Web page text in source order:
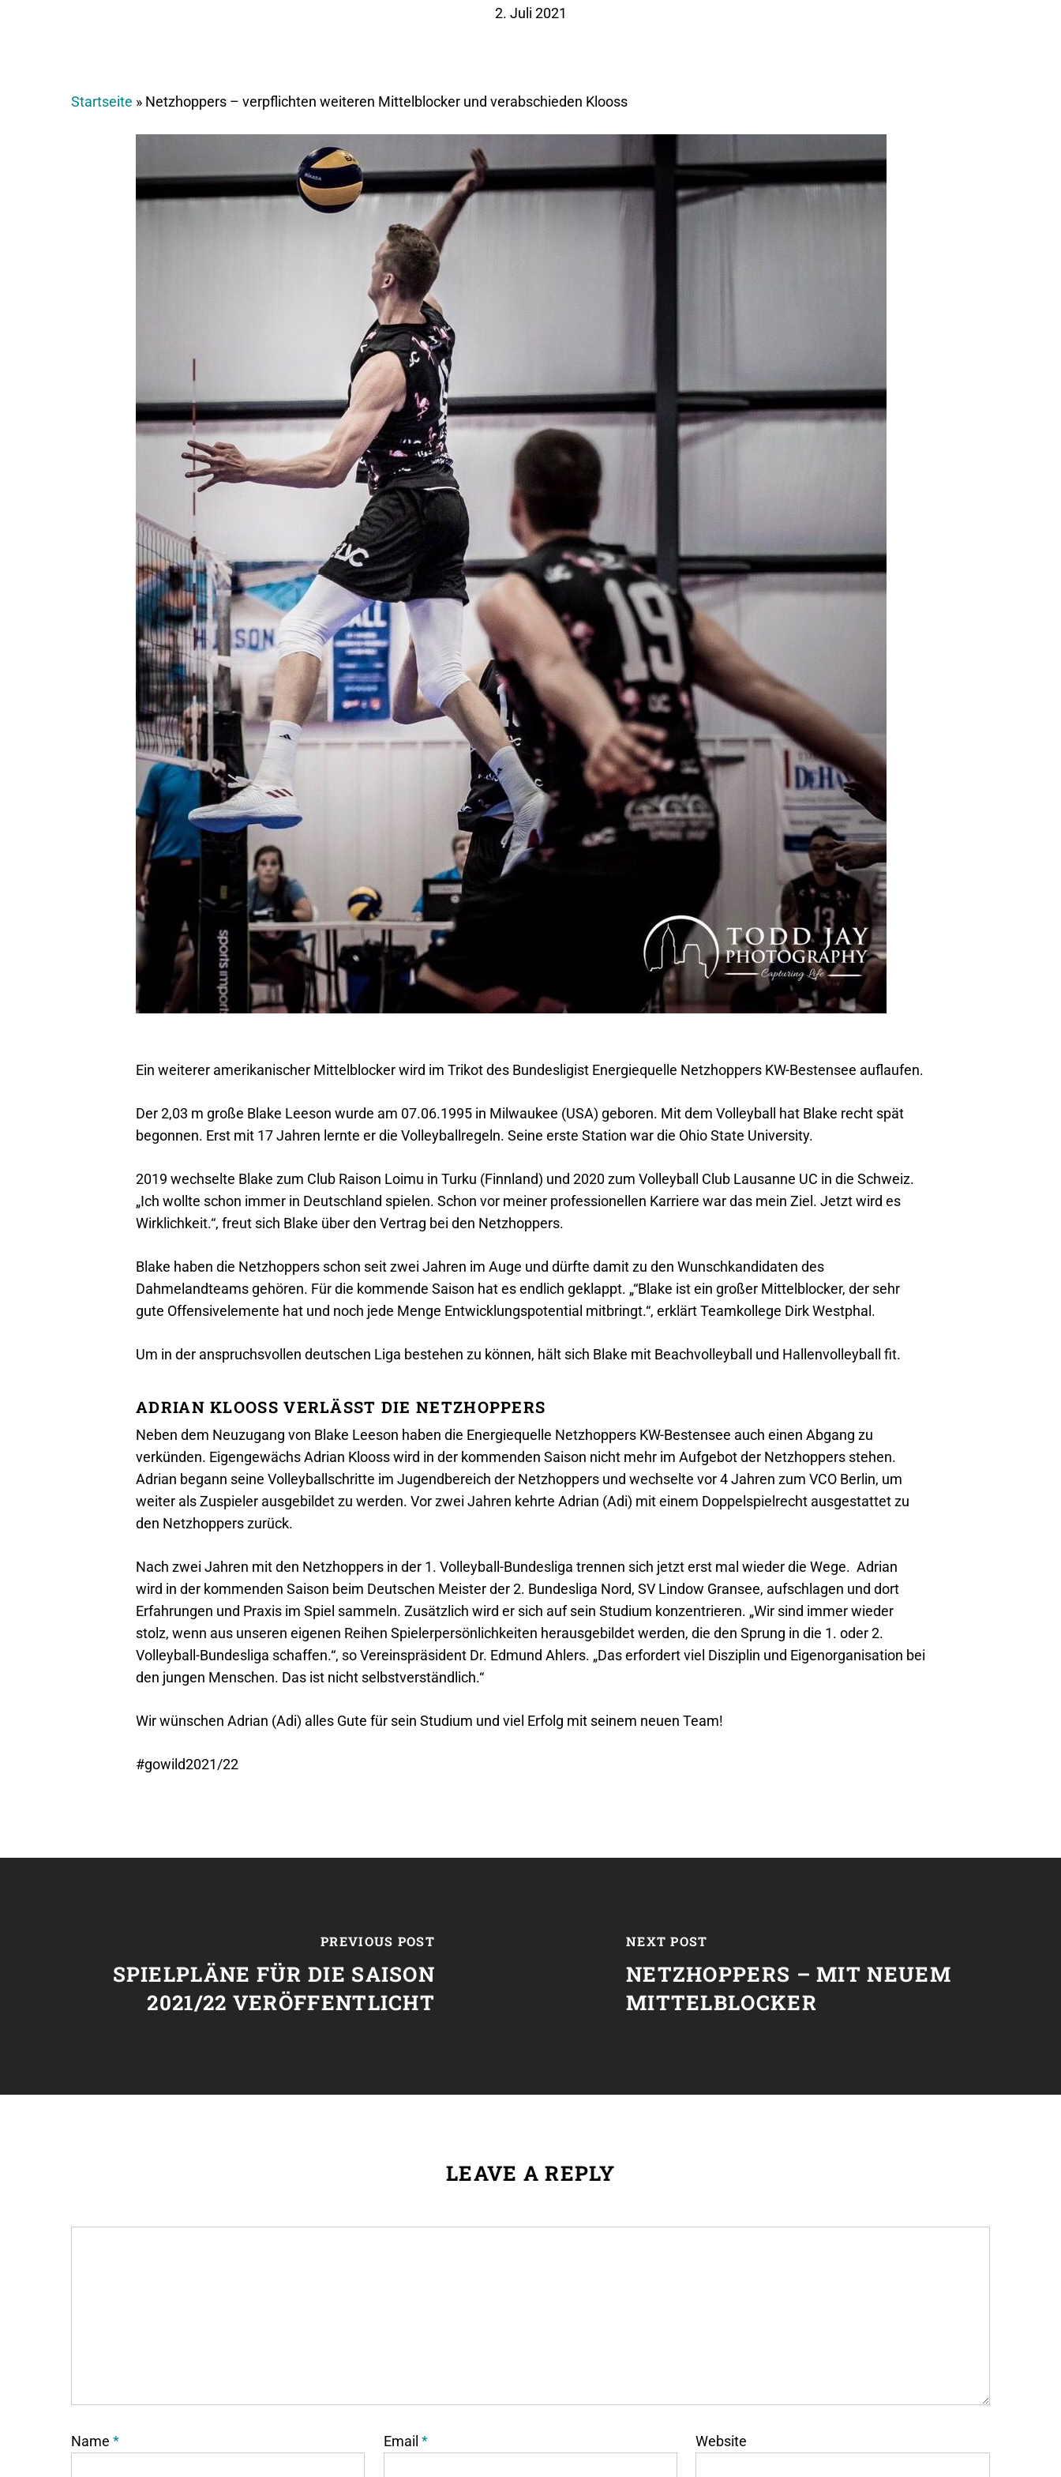
2. Juli 2021
Startseite » Netzhoppers – verpflichten weiteren Mittelblocker und verabschieden Klooss
Ein weiterer amerikanischer Mittelblocker wird im Trikot des Bundesligist Energiequelle Netzhoppers KW-Bestensee auflaufen.
Der 2,03 m große Blake Leeson wurde am 07.06.1995 in Milwaukee (USA) geboren. Mit dem Volleyball hat Blake recht spät
begonnen. Erst mit 17 Jahren lernte er die Volleyballregeln. Seine erste Station war die Ohio State University.
2019 wechselte Blake zum Club Raison Loimu in Turku (Finnland) und 2020 zum Volleyball Club Lausanne UC in die Schweiz.
„Ich wollte schon immer in Deutschland spielen. Schon vor meiner professionellen Karriere war das mein Ziel. Jetzt wird es
Wirklichkeit.“, freut sich Blake über den Vertrag bei den Netzhoppers.
Blake haben die Netzhoppers schon seit zwei Jahren im Auge und dürfte damit zu den Wunschkandidaten des
Dahmelandteams gehören. Für die kommende Saison hat es endlich geklappt. „“Blake ist ein großer Mittelblocker, der sehr
gute Offensivelemente hat und noch jede Menge Entwicklungspotential mitbringt.“, erklärt Teamkollege Dirk Westphal.
Um in der anspruchsvollen deutschen Liga bestehen zu können, hält sich Blake mit Beachvolleyball und Hallenvolleyball fit.
ADRIAN KLOOSS VERLÄSST DIE NETZHOPPERS
Neben dem Neuzugang von Blake Leeson haben die Energiequelle Netzhoppers KW-Bestensee auch einen Abgang zu
verkünden. Eigengewächs Adrian Klooss wird in der kommenden Saison nicht mehr im Aufgebot der Netzhoppers stehen.
Adrian begann seine Volleyballschritte im Jugendbereich der Netzhoppers und wechselte vor 4 Jahren zum VCO Berlin, um
weiter als Zuspieler ausgebildet zu werden. Vor zwei Jahren kehrte Adrian (Adi) mit einem Doppelspielrecht ausgestattet zu
den Netzhoppers zurück.
Nach zwei Jahren mit den Netzhoppers in der 1. Volleyball-Bundesliga trennen sich jetzt erst mal wieder die Wege. Adrian
wird in der kommenden Saison beim Deutschen Meister der 2. Bundesliga Nord, SV Lindow Gransee, aufschlagen und dort
Erfahrungen und Praxis im Spiel sammeln. Zusätzlich wird er sich auf sein Studium konzentrieren. „Wir sind immer wieder
stolz, wenn aus unseren eigenen Reihen Spielerpersönlichkeiten herausgebildet werden, die den Sprung in die 1. oder 2.
Volleyball-Bundesliga schaffen.“, so Vereinspräsident Dr. Edmund Ahlers. „Das erfordert viel Disziplin und Eigenorganisation bei
den jungen Menschen. Das ist nicht selbstverständlich.“
Wir wünschen Adrian (Adi) alles Gute für sein Studium und viel Erfolg mit seinem neuen Team!
#gowild2021/22
PREVIOUS POST
SPIELPLÄNE FÜR DIE SAISON
2021/22 VERÖFFENTLICHT
NEXT POST
NETZHOPPERS – MIT NEUEM
MITTELBLOCKER
LEAVE A REPLY
Name * Email * Website